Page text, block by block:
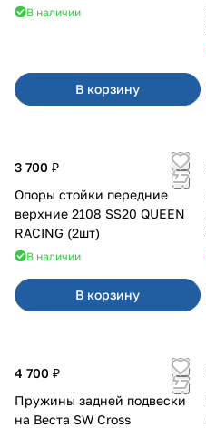
В наличии
В корзину
3 700 ₽
Опоры стойки передние
верхние 2108 SS20 QUEEN
RACING (2шт)
В наличии
В корзину
4 700 ₽
Пружины задней подвески
на Веста SW Cross